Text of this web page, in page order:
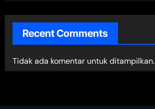
Recent Comments
Tidak ada komentar untuk ditampilkan.